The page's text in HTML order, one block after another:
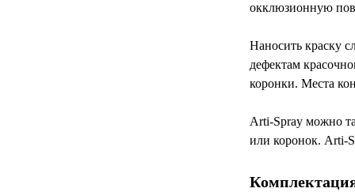
окклюзионную
Наносить краску
дефектам
коронки. Места
Arti-Spray можно
или коронок. Arti-